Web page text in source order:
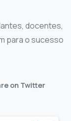
docentes,
para o sucesso
on Twitter